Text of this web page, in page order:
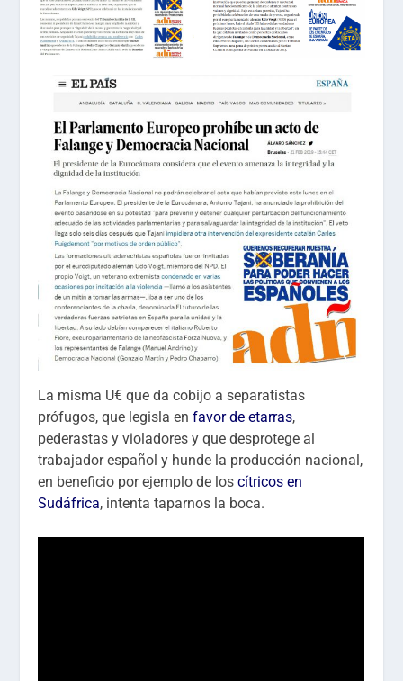
La misma U€ que da cobijo a separatistas
prófugos, que legisla enfavor de etarras,
pederastas y violadores y que desprotege al
trabajador español y hunde la producción nacional,
en beneficio por ejemplo de loscítricos en
Sudáfrica, intenta taparnos la boca.